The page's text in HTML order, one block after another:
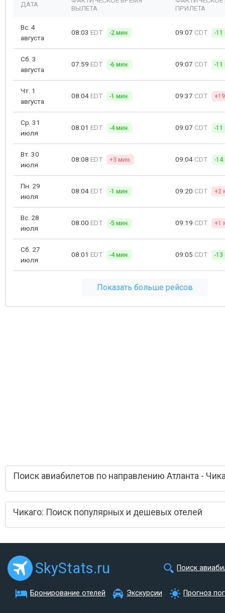
ДАТА
ВЫЛЕТА
ПРИЛЕТА
Вс. 4
августа
08:03 EDT -2 мин. 09:07 CDT -11
Сб. 3
августа
07:59 EDT -6 мин. 09:07 CDT -11
Чт. 1
августа
08:04 EDT -1 мин. 09:37 CDT
Ср. 31
июля
08:01 EDT -4 мин. 09:07 CDT -11
Вт. 30
июля
08:08 EDT +3 мин. 09:04 CDT -14
Пн. 29
июля
08:04 EDT -1 мин. 09:20 CDT +2
Вс. 28
июля
08:00 EDT -5 мин. 09:19 CDT +1
Сб. 27
июля
08:01 EDT -4 мин. 09:05 CDT -13
Показать больше рейсов
Поиск авиабилетов по направлению Атланта -
Чикаго: Поиск популярных и дешевых отелей
SkyStats.ru Поиск
Бронирование отелей Экскурсии Прогноз